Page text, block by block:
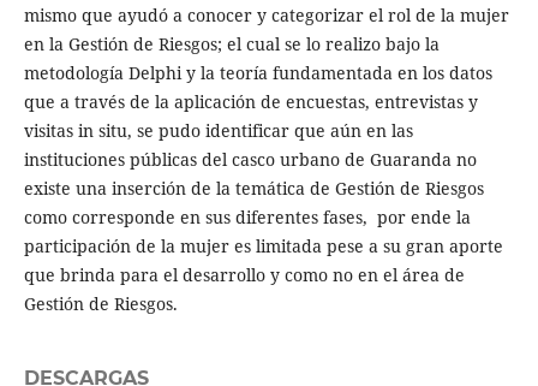
mismo que ayudó a conocer y categorizar el rol de la mujer
en la Gestión de Riesgos; el cual se lo realizo bajo la
metodología Delphi y la teoría fundamentada en los datos
que a través de la aplicación de encuestas, entrevistas y
visitas in situ, se pudo identificar que aún en las
instituciones públicas del casco urbano de Guaranda no
existe una inserción de la temática de Gestión de Riesgos
como corresponde en sus diferentes fases, por ende la
participación de la mujer es limitada pese a su gran aporte
que brinda para el desarrollo y como no en el área de
Gestión de Riesgos.
DESCARGAS